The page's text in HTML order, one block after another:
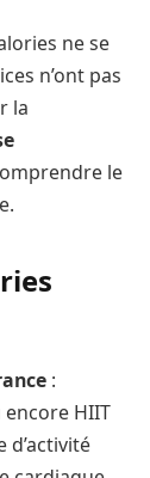
ne se
n’ont pas
la
le
:
HIIT
d’activité